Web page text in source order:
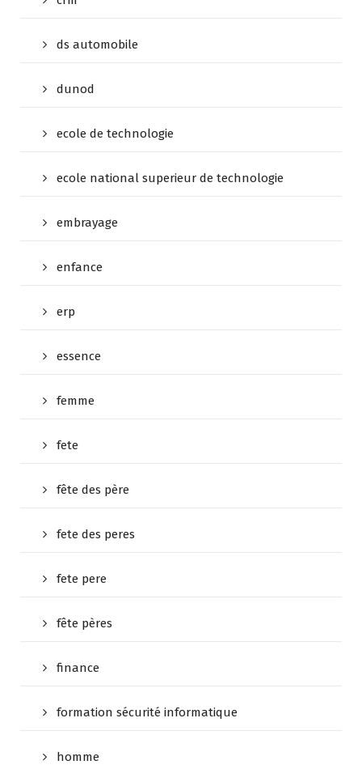
ds automobile
dunod
ecole de technologie
ecole national superieur de technologie
embrayage
enfance
erp
essence
femme
fete
fête des père
fete des peres
fete pere
fête pères
finance
formation sécurité informatique
homme